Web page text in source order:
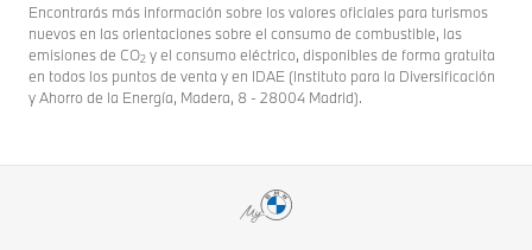
Encontrarás más información sobre los valores oficiales para turismos
nuevos en las orientaciones sobre el consumo de combustible, las
emisiones de CO2 y el consumo eléctrico, disponibles de forma gratuita
en todos los puntos de venta y en IDAE (Instituto para la Diversificación
y Ahorro de la Energía, Madera, 8 - 28004 Madrid).